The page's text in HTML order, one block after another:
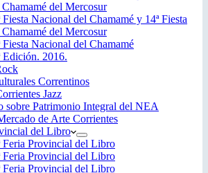
del Mercosur
Fiesta Nacional del Chamamé y 14ª Fiesta
del Mercosur
Fiesta Nacional del Chamamé
Edición. 2016.
Correntinos
Jazz
sobre Patrimonio Integral del NEA
de Arte Corrientes
del Libro
Feria Provincial del Libro
Feria Provincial del Libro
Feria Provincial del Libro